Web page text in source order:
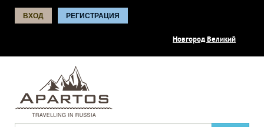
ВХОД РЕГИСТРАЦИЯ
Новгород Великий